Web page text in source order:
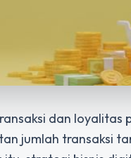
dan
jumlah transaksi